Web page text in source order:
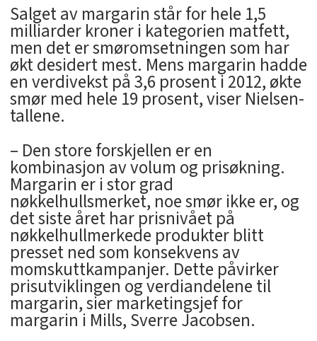
Salget av margarin står for hele 1,5
milliarder kroner i kategorien matfett,
men det er smøromsetningen som har
økt desidert mest. Mens margarin hadde
en verdivekst på 3,6 prosent i 2012, økte
smør med hele 19 prosent, viser Nielsen-
tallene.
– Den store forskjellen er en
kombinasjon av volum og prisøkning.
Margarin er i stor grad
nøkkelhullsmerket, noe smør ikke er, og
det siste året har prisnivået på
nøkkelhullmerkede produkter blitt
presset ned som konsekvens av
momskuttkampanjer. Dette påvirker
prisutviklingen og verdiandelene til
margarin, sier marketingsjef for
margarin i Mills, Sverre Jacobsen.